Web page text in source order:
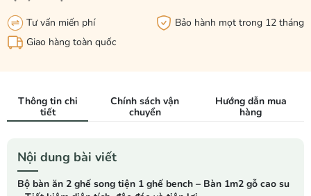
Tư vấn miến phí
Bảo hành mọt trong 12 tháng
Giao hàng toàn quốc
Thông tin chi
tiết
Chính sách vận
chuyển
Hướng dẫn mua
hàng
Nội dung bài viết
Bộ bàn ăn 2 ghế song tiện 1 ghế bench – Bàn 1m2 gỗ cao su